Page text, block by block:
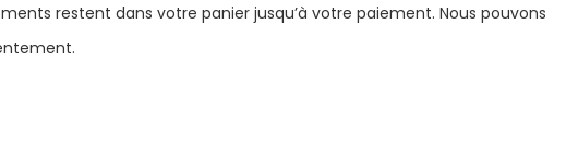
restent dans votre panier jusqu’à votre paiement. Nous pouvons